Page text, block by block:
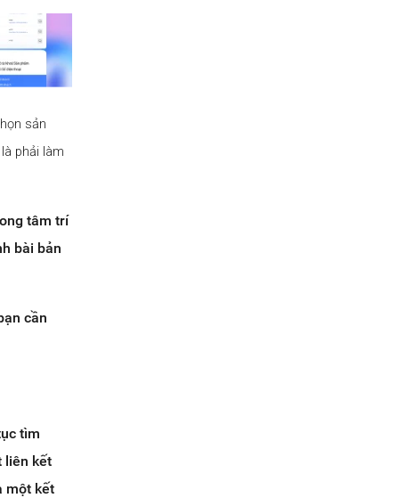
sản
phải làm
tâm trí
bài bản
cần
tìm
liên kết
một kết